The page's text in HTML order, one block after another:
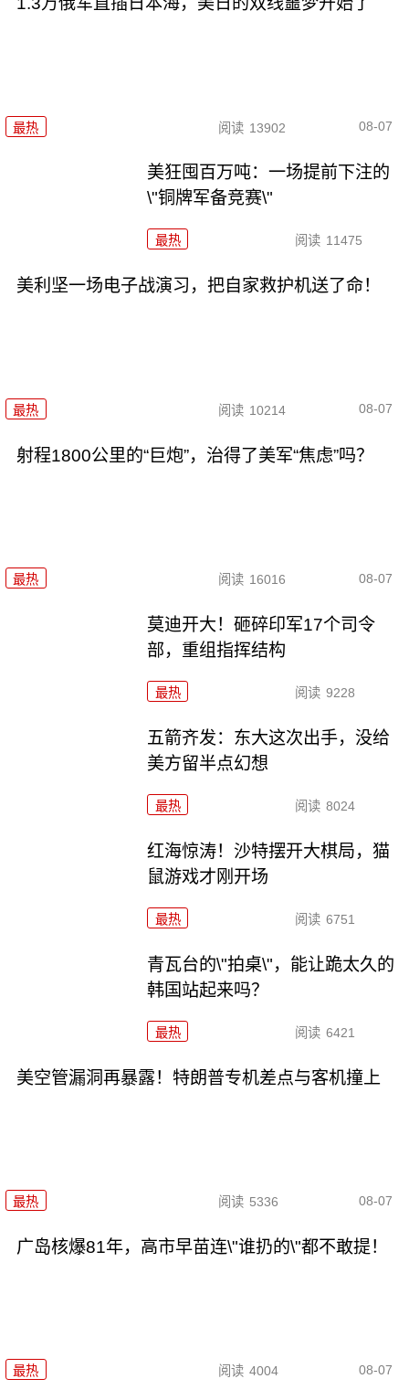
最热 阅读 13902 08-07
美狂囤百万吨：一场提前下注的
\"铜牌军备竞赛\"
最热 阅读 11475
美利坚一场电子战演习，把自家救护机送了命！
最热 阅读 10214 08-07
射程1800公里的“巨炮”，治得了美军“焦虑”吗？
最热 阅读 16016 08-07
莫迪开大！砸碎印军17个司令
部，重组指挥结构
最热 阅读 9228
五箭齐发：东大这次出手，没给
美方留半点幻想
最热 阅读 8024
红海惊涛！沙特摆开大棋局，猫
鼠游戏才刚开场
最热 阅读 6751
青瓦台的\"拍桌\"，能让跪太久的
韩国站起来吗？
最热 阅读 6421
美空管漏洞再暴露！特朗普专机差点与客机撞上
最热 阅读 5336 08-07
广岛核爆81年，高市早苗连\"谁扔的\"都不敢提！
最热 阅读 4004 08-07